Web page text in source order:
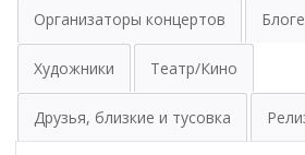
Организаторы концертов
Художники Театр/Кино
Друзья, близкие и тусовка